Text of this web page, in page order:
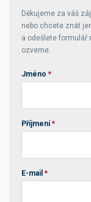
Děkujeme za váš
nebo chcete znát
a odešlete formulář
ozveme.
Jméno *
Příjmení *
E-mail *